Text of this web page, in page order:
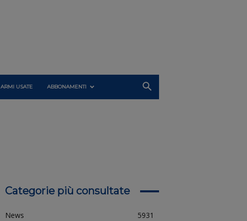
ARMI USATE ABBONAMENTI
Categorie più consultate
News
5931